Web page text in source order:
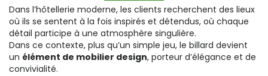
Dans l’hôtellerie moderne, les clients recherchent des lieux
où ils se sentent à la fois inspirés et détendus, où chaque
détail participe à une atmosphère singulière.
Dans ce contexte, plus qu’un simple jeu, le billard devient
un élément de mobilier design, porteur d’élégance et de
convivialité.